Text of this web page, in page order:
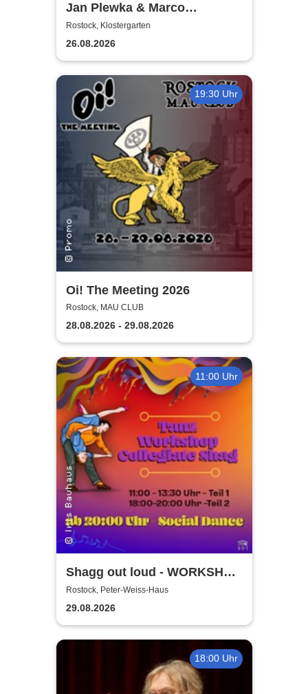
Jan Plewka & Marco
Schmedtje - Between the
Lights
Rostock, Klostergarten
26.08.2026
19:30 Uhr
Oi! The Meeting 2026
Rostock, MAU CLUB
28.08.2026 - 29.08.2026
11:00 Uhr
Shagg out loud - WORKSHOP
+ Social Dance | Peter Weiss
Haus Rostock
Rostock, Peter-Weiss-Haus
29.08.2026
18:00 Uhr